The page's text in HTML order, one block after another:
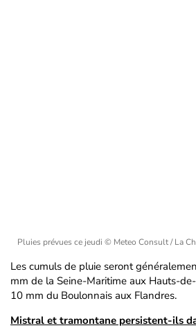
Pluies prévues ce jeudi © Meteo Consult / La
Les cumuls de pluie seront
mm de la Seine-Maritime aux Hauts-
10 mm du Boulonnais aux Flandres.
Mistral et tramontane persistent-ils